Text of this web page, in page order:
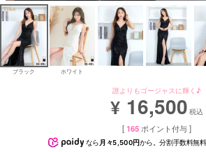
ブラック ホワイト
誰よりもゴージャスに輝く♪
¥ 16,500 税込
[ 165 ポイント付与 ]
なら月々5,500円から。分割手数料無料